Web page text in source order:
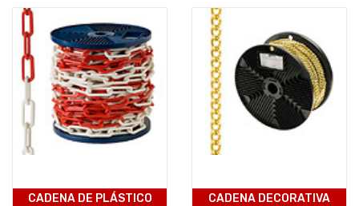
CADENA DE PLÁSTICO CADENA DECORATIVA